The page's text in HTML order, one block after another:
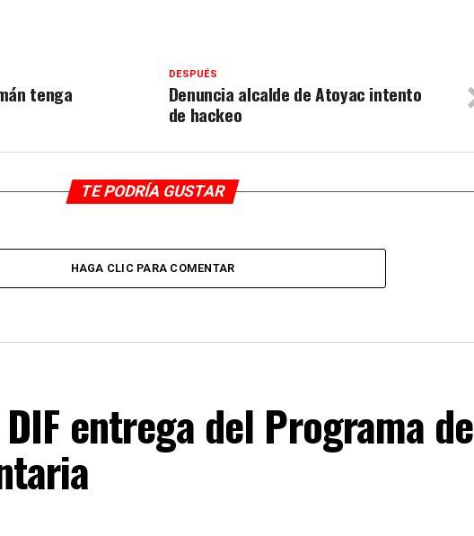
DESPUÉS
Denuncia alcalde de Atoyac intento
de hackeo
tenga
TE PODRÍA GUSTAR
HAGA CLIC PARA COMENTAR
entrega del Programa de